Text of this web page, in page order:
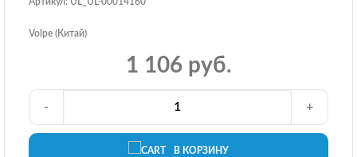
Volpe (Китай)
1 106 руб.
В КОРЗИНУ
- +